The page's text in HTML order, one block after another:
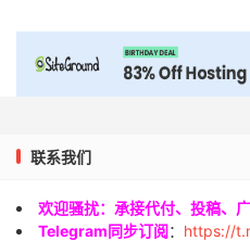
联系我们
欢迎骚扰：承接代付、投稿、广
Telegram同步订阅： https://